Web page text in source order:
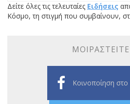
Δείτε όλες τις τελευταίες Ειδήσεις
Κόσμο, τη στιγμή που συμβαίνουν,
Κοινοποίηση